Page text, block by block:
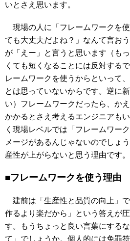
いとさえ思います。
現場の人に「フレームワークを使
ても大丈夫だよね？」なんて言お
が「えー」と言うと思います（も
くても短くなることには反対する
レームワークを使うからといって
とは思っていないからです。逆に
い）フレームワークだったら、か
かかるとさえ考えるエンジニアも
く現場レベルでは「フレームワー
メージがあるんじゃないのでしょ
産性が上がらないと思う理由です。
■フレームワークを使う理由
建前は「生産性と品質の向上」
作るより楽だから」という答えが
す。もうちょっと良い言葉にする
て」でしょうか。個人的には免罪